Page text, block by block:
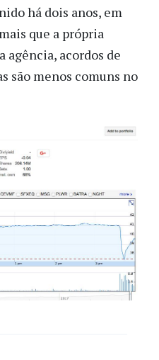
há dois anos, em
que a própria
agência, acordos de
são menos comuns no